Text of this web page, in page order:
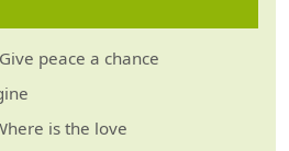
peace a chance
is the love